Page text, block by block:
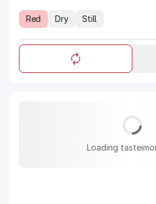
Red Dry Still
Loading